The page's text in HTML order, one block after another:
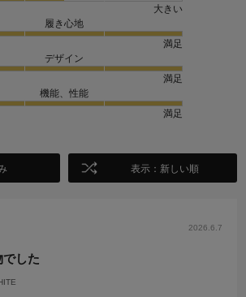
大きい
履き心地
満足
デザイン
満足
機能、性能
満足
表示：新しい順
2026.6.7
でした